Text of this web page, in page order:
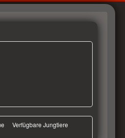
Verfügbare Jungtiere